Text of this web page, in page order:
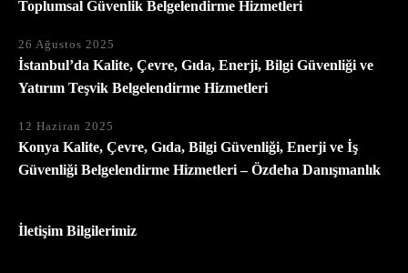
Toplumsal Güvenlik Belgelendirme Hizmetleri
26 Ağustos 2025
İstanbul’da Kalite, Çevre, Gıda, Enerji, Bilgi Güvenliği ve
Yatırım Teşvik Belgelendirme Hizmetleri
12 Haziran 2025
Konya Kalite, Çevre, Gıda, Bilgi Güvenliği, Enerji ve İş
Güvenliği Belgelendirme Hizmetleri – Özdeha Danışmanlık
İletişim Bilgilerimiz